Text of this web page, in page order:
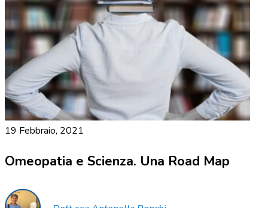
19 Febbraio, 2021
Omeopatia e Scienza. Una Road Map